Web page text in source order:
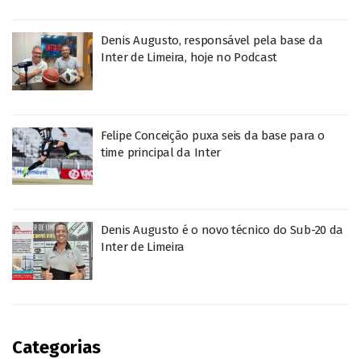
Denis Augusto, responsável pela base da
Inter de Limeira, hoje no Podcast
Felipe Conceição puxa seis da base para o
time principal da Inter
Denis Augusto é o novo técnico do Sub-20 da
Inter de Limeira
Categorias